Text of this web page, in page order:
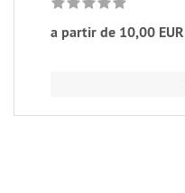
a partir de 10,00 EUR